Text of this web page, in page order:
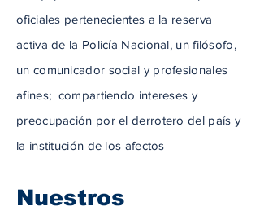
oficiales pertenecientes a la reserva
activa de la Policía Nacional, un filósofo,
un comunicador social y profesionales
afines; compartiendo intereses y
preocupación por el derrotero del país y
la institución de los afectos
Nuestros